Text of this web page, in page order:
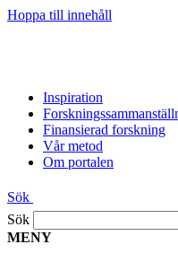
Hoppa till innehåll
Inspiration
Finansierad forskning
Vår metod
Om portalen
Sök
Sök
MENY